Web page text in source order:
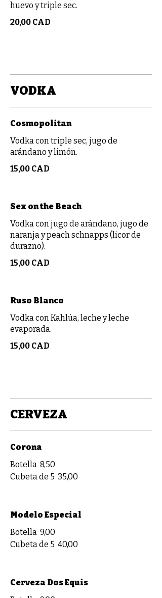
huevo y triple sec.
20,00 CAD
VODKA
Cosmopolitan
Vodka con triple sec, jugo de
arándano y limón.
15,00 CAD
Sex on the Beach
Vodka con jugo de arándano, jugo de
naranja y peach schnapps (licor de
durazno).
15,00 CAD
Ruso Blanco
Vodka con Kahlúa, leche y leche
evaporada.
15,00 CAD
CERVEZA
Corona
Botella 8,50
Cubeta de 5 35,00
Modelo Especial
Botella 9,00
Cubeta de 5 40,00
Cerveza Dos Equis